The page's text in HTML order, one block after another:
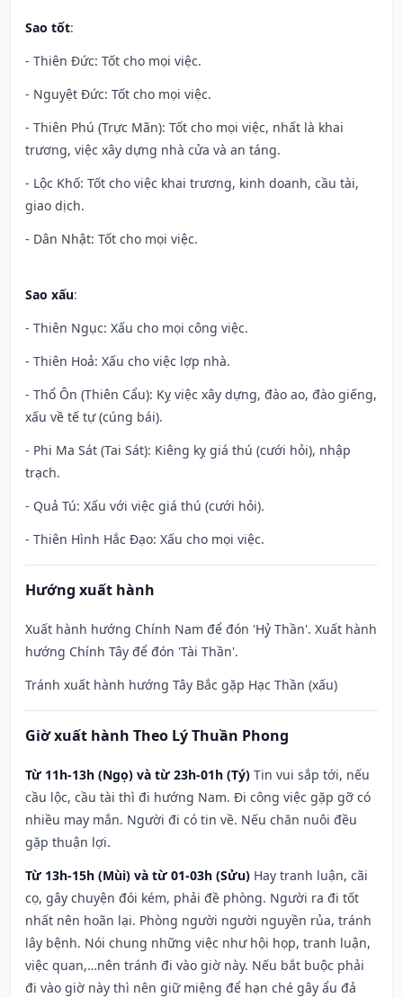
Sao tốt:
- Thiên Đức: Tốt cho mọi việc.
- Nguyệt Đức: Tốt cho mọi việc.
- Thiên Phú (Trực Mãn): Tốt cho mọi việc, nhất là khai
trương, việc xây dựng nhà cửa và an táng.
- Lộc Khố: Tốt cho việc khai trương, kinh doanh, cầu tài,
giao dịch.
- Dân Nhật: Tốt cho mọi việc.
Sao xấu:
- Thiên Ngục: Xấu cho mọi công việc.
- Thiên Hoả: Xấu cho việc lợp nhà.
- Thổ Ôn (Thiên Cẩu): Kỵ việc xây dựng, đào ao, đào giếng,
xấu về tế tự (cúng bái).
- Phi Ma Sát (Tai Sát): Kiêng kỵ giá thú (cưới hỏi), nhập
trạch.
- Quả Tú: Xấu với việc giá thú (cưới hỏi).
- Thiên Hình Hắc Đạo: Xấu cho mọi việc.
Hướng xuất hành
Xuất hành hướng Chính Nam để đón 'Hỷ Thần'. Xuất hành
hướng Chính Tây để đón 'Tài Thần'.
Tránh xuất hành hướng Tây Bắc gặp Hạc Thần (xấu)
Giờ xuất hành Theo Lý Thuần Phong
Từ 11h-13h (Ngọ) và từ 23h-01h (Tý) Tin vui sắp tới, nếu
cầu lộc, cầu tài thì đi hướng Nam. Đi công việc gặp gỡ có
nhiều may mắn. Người đi có tin về. Nếu chăn nuôi đều
gặp thuận lợi.
Từ 13h-15h (Mùi) và từ 01-03h (Sửu) Hay tranh luận, cãi
cọ, gây chuyện đói kém, phải đề phòng. Người ra đi tốt
nhất nên hoãn lại. Phòng người người nguyền rủa, tránh
lây bệnh. Nói chung những việc như hội họp, tranh luận,
việc quan,…nên tránh đi vào giờ này. Nếu bắt buộc phải
đi vào giờ này thì nên giữ miệng để hạn ché gây ẩu đả